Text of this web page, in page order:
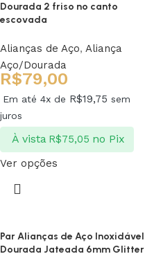
Dourada 2 friso no canto
escovada
Alianças de Aço, Aliança
Aço/Dourada
R$79,00
Em até 4x de R$19,75 sem
juros
À vista R$75,05 no Pix
Ver opções
Par Alianças de Aço Inoxidável
Dourada Jateada 6mm Glitter